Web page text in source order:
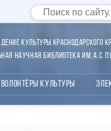
культуры Краснодарского
научная библиотека им. А.С.
Волонтёры Культуры